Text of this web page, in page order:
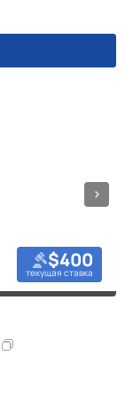
$400
текущая ставка